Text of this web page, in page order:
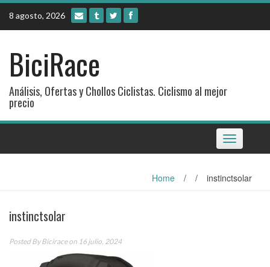
Skip
content
8 agosto, 2026
BiciRace
Análisis, Ofertas y Chollos Ciclistas. Ciclismo al mejor
precio
Toggle
navigation
Home / / instinctsolar
instinctsolar
Posted ByBiciraceon 16 julio, 2024